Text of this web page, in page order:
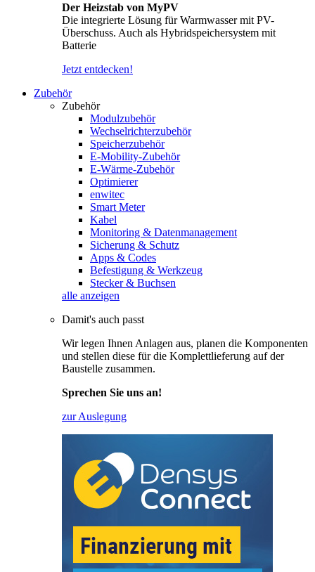
Der Heizstab von MyPV
Die integrierte Lösung für Warmwasser mit PV-
Überschuss. Auch als Hybridspeichersystem mit
Batterie
Jetzt entdecken!
Zubehör
Zubehör
Modulzubehör
Wechselrichterzubehör
Speicherzubehör
E-Mobility-Zubehör
E-Wärme-Zubehör
Optimierer
enwitec
Smart Meter
Kabel
Monitoring & Datenmanagement
Sicherung & Schutz
Apps & Codes
Befestigung & Werkzeug
Stecker & Buchsen
alle anzeigen
Damit's auch passt
Wir legen Ihnen Anlagen aus, planen die Komponenten
und stellen diese für die Komplettlieferung auf der
Baustelle zusammen.
Sprechen Sie uns an!
zur Auslegung